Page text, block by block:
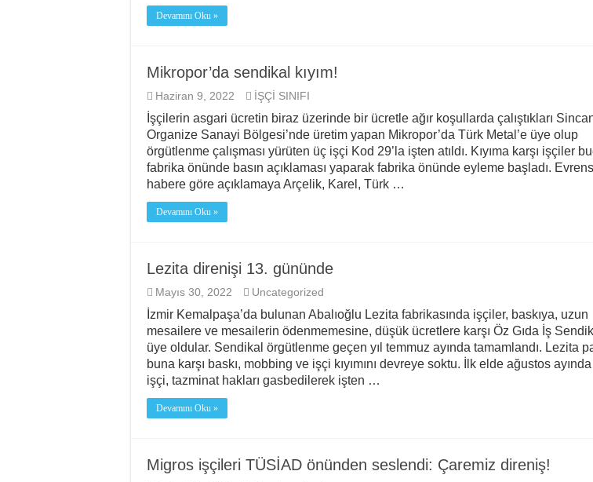
Devamını Oku »
Mikropor’da sendikal kıyım!
Haziran 9, 2022 İŞÇİ SINIFI
İşçilerin asgari ücretin biraz üzerinde bir ücretle ağır koşullarda çalıştıkları
Organize Sanayi Bölgesi’nde üretim yapan Mikropor’da Türk Metal’e üye olup
örgütlenme çalışması yürüten üç işçi Kod 29’la işten atıldı. Kıyıma karşı işçiler
fabrika önünde basın açıklaması yaparak fabrika önünde eyleme başladı.
habere göre açıklamaya Arçelik, Karel, Türk …
Devamını Oku »
Lezita direnişi 13. gününde
Mayıs 30, 2022 Uncategorized
İzmir Kemalpaşa’da bulunan Abalıoğlu Lezita fabrikasında işçiler, baskıya, uzun
mesailere ve mesailerin ödenmemesine, düşük ücretlere karşı Öz Gıda İş
üye oldular. Sendikal örgütlenme geçen yıl temmuz ayında tamamlandı. Lezita
buna karşı baskı, mobbing ve işçi kıyımını devreye soktu. İlk elde ağustos
işçi, tazminat hakları gasbedilerek işten …
Devamını Oku »
Migros işçileri TÜSİAD önünden seslendi: Çaremiz direniş!